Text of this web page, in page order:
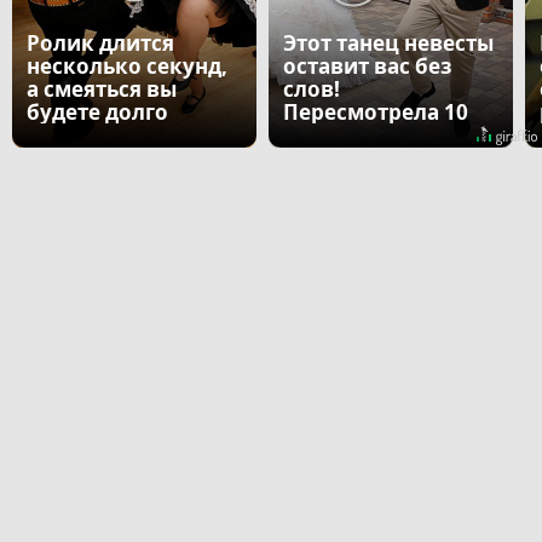
Ролик длится
несколько секунд,
а смеяться вы
будете долго
Этот танец невесты
оставит вас без
слов!
Пересмотрела 10